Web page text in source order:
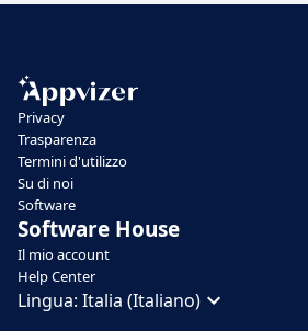
Privacy
Trasparenza
Termini d'utilizzo
Su di noi
Software
Software House
Il mio account
Help Center
Lingua: Italia (Italiano)